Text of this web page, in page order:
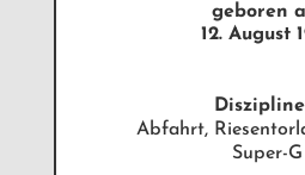
geboren
12. August
Abfahrt,
Super-G